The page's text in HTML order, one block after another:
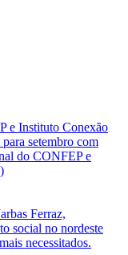
e Instituto Conexão
setembro com
do CONFEP e
Ferraz,
social no nordeste
necessitados.